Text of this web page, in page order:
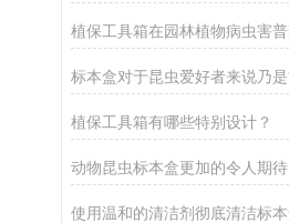
植保工具箱有哪些特别设计？
动物昆虫标本盒更加的令人期待